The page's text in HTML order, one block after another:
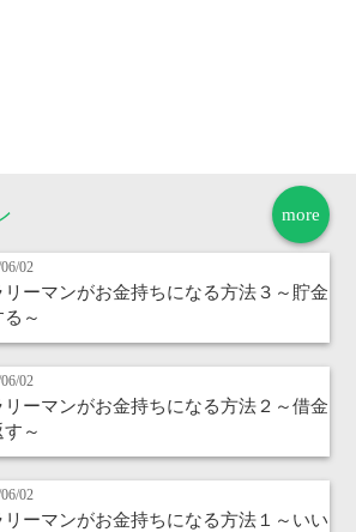
more
02
リーマンがお金持ちになる方法３～貯金
る～
02
リーマンがお金持ちになる方法２～借金
す～
02
リーマンがお金持ちになる方法１～いい